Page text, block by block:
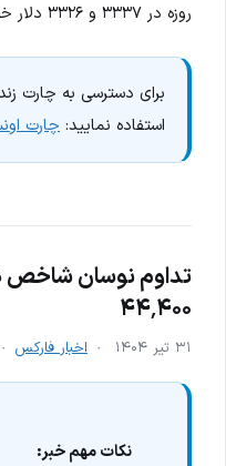
روزه در ۳۳۳۷ و ۳۳۲۶ دلار خواهند بود.
برای دسترسی به چارت
استفاده نمایید: چارت
تداوم نوسان شاخص
۴۴٬۴۰۰
۳۱ تیر ۱۴۰۴ اخبار فارکس
نکات مهم خبر: